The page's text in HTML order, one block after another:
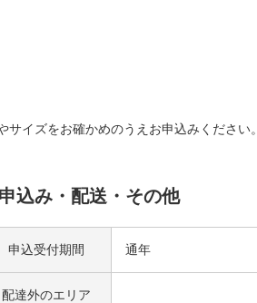
イズをお確かめのうえお申込みください。
込み・配送・その他
申込受付期間 通年
配達外のエリア